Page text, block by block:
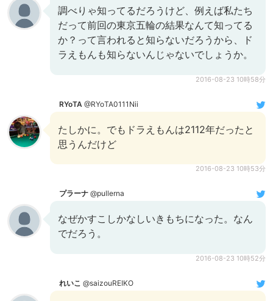
調べりゃ知ってるだろうけど、例えば私たち
だって前回の東京五輪の結果なんて知ってる
か？って言われると知らないだろうから、ド
ラえもんも知らないんじゃないでしょうか。
2016-08-23 10時58分
RYoTA @RYoTA0111Nii
たしかに。でもドラえもんは2112年だったと
思うんだけど
2016-08-23 10時53分
プラーナ @pullerna
なぜかすこしかなしいきもちになった。なん
でだろう。
2016-08-23 10時52分
れいこ @saizouREIKO